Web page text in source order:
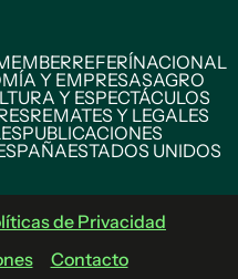
REFERÍNACIONAL
Y EMPRESASAGRO
Y ESPECTÁCULOS
REMATES Y LEGALES
PUBLICACIONES
ESTADOS UNIDOS
de Privacidad
Contacto